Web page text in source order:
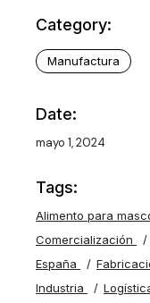
Category:
Manufactura
Date:
mayo 1, 2024
Tags:
Alimento para
Comercialización
España
Industria